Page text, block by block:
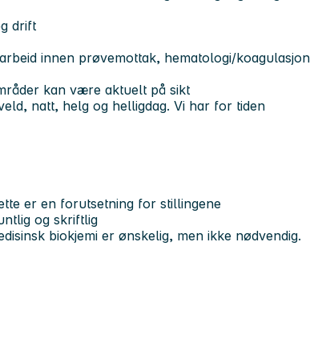
drift
innen prøvemottak, hematologi/koagulasjon
kan være aktuelt på sikt
natt, helg og helligdag. Vi har for tiden
er en forutsetning for stillingene
og skriftlig
biokjemi er ønskelig, men ikke nødvendig.